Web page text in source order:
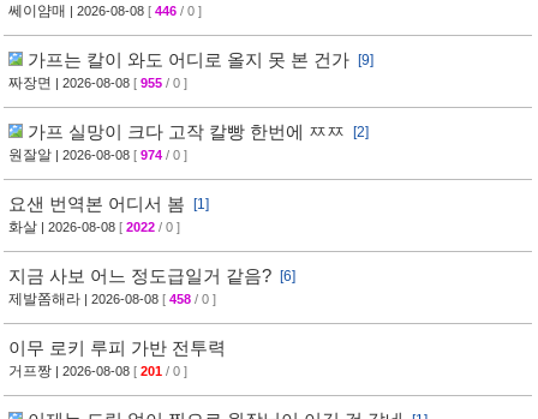
쎄이얌매 | 2026-08-08 [ 446 / 0 ]
가프는 칼이 와도 어디로 올지 못 본 건가
[9]
짜장면 | 2026-08-08 [ 955 / 0 ]
가프 실망이 크다 고작 칼빵 한번에 ㅉㅉ
[2]
원잘알 | 2026-08-08 [ 974 / 0 ]
요샌 번역본 어디서 봄
[1]
화살 | 2026-08-08 [ 2022 / 0 ]
지금 사보 어느 정도급일거 같음?
[6]
제발쫌해라 | 2026-08-08 [ 458 / 0 ]
이무 로키 루피 가반 전투력
거프짱 | 2026-08-08 [ 201 / 0 ]